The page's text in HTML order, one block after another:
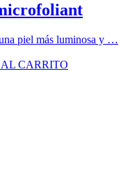
piel más luminosa y …
CARRITO